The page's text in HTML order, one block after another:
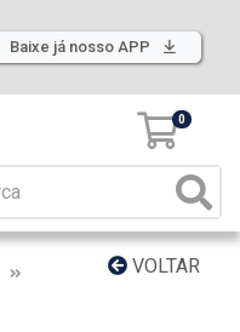
Baixe já nosso APP
0
VOLTAR